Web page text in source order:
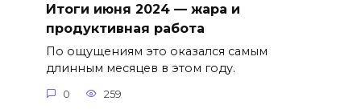
Итоги июня 2024 — жара и
продуктивная работа
По ощущениям это оказался самым
длинным месяцев в этом году.
0 259